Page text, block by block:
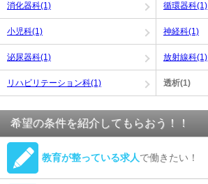
消化器科(1) 循環器科(1)
小児科(1) 神経科(1)
泌尿器科(1) 放射線科(1)
リハビリテーション科(1) 透析(1)
希望の条件を紹介してもらおう！！
教育が整っている求人で働きたい！